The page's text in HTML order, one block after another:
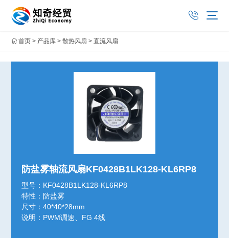
首页 > 产品库 >散热风扇 >直流风扇
防盐雾轴流风扇KF0428B1LK128-KL6RP8
型号：KF0428B1LK128-KL6RP8
特性：防盐雾
尺寸：40*40*28mm
说明：PWM调速、FG 4线